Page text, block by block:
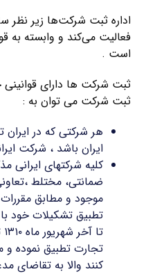
اداره ثبت شرکت‌ها زیر نظر
فعالیت می‌کند و وابسته به
است .
ثبت شرکت ها دارای
ثبت شرکت می توان به :
هر شرکتی که در
ایران باشد ، شرکت
کلیه شرکتهای ایرانی
ضمانتی، مختلط
موجود و مطابق
تطبیق تشکیلات خود با
تجارت تطبیق نموده و
کنند والا به تقاضای